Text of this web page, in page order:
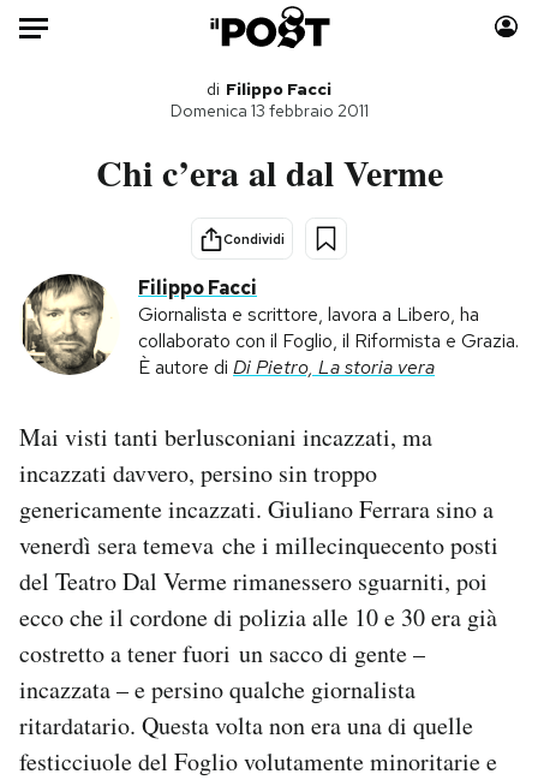
Auto
Politica
Tecnologia
Internet
Scienza
Economia
Sport
Libri
Storie/Idee
Ok Boomer!
Media
Altrecose
Mondiali calcio 2026
PODCAST
NEWSLETTER
I MIEI PREFERITI
di Filippo Facci
Domenica 13 febbraio 2011
Chi c’era al dal Verme
Condividi
Filippo Facci
Giornalista e scrittore, lavora a Libero, ha
collaborato con il Foglio, il Riformista e Grazia.
È autore di Di Pietro, La storia vera
Mai visti tanti berlusconiani incazzati, ma
incazzati davvero, persino sin troppo
genericamente incazzati. Giuliano Ferrara sino a
venerdì sera temeva che i millecinquecento posti
del Teatro Dal Verme rimanessero sguarniti, poi
ecco che il cordone di polizia alle 10 e 30 era già
costretto a tener fuori un sacco di gente –
incazzata – e persino qualche giornalista
ritardatario. Questa volta non era una di quelle
festicciuole del Foglio volutamente minoritarie e